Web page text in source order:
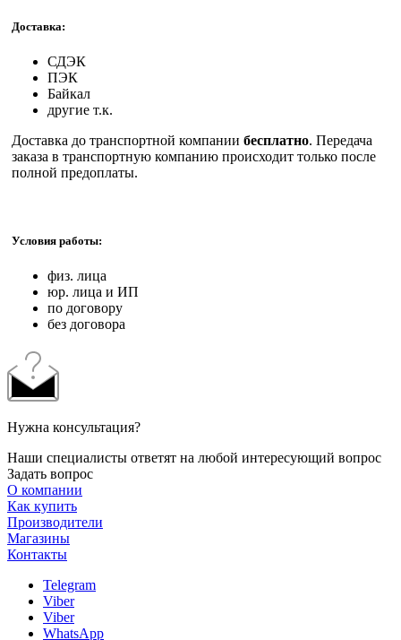
Доставка:
СДЭК
ПЭК
Байкал
другие т.к.
Доставка до транспортной компании бесплатно. Передача
заказа в транспортную компанию происходит только после
полной предоплаты.
Условия работы:
физ. лица
юр. лица и ИП
по договору
без договора
Нужна консультация?
Наши специалисты ответят на любой интересующий вопрос
Задать вопрос
О компании
Как купить
Производители
Магазины
Контакты
Telegram
Viber
Viber
WhatsApp